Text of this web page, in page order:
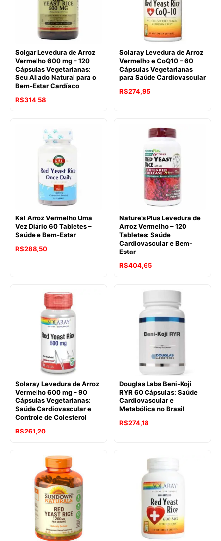
Solgar Levedura de Arroz
Vermelho 600 mg – 120
Cápsulas Vegetarianas:
Seu Aliado Natural para o
Bem-Estar Cardíaco
R$314,58
Solaray Levedura de Arroz
Vermelho e CoQ10 – 60
Cápsulas Vegetarianas
para Saúde Cardiovascular
R$274,95
Kal Arroz Vermelho Uma
Vez Diário 60 Tabletes –
Saúde e Bem-Estar
R$288,50
Nature’s Plus Levedura de
Arroz Vermelho – 120
Tabletes: Saúde
Cardiovascular e Bem-
Estar
R$404,65
Solaray Levedura de Arroz
Vermelho 600 mg – 90
Cápsulas Vegetarianas:
Saúde Cardiovascular e
Controle de Colesterol
R$261,20
Douglas Labs Beni-Koji
RYR 60 Cápsulas: Saúde
Cardiovascular e
Metabólica no Brasil
R$274,18